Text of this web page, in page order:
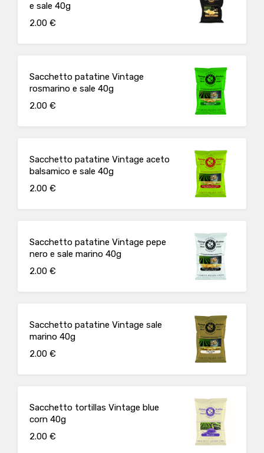
e sale 40g
2.00 €
Sacchetto patatine Vintage
rosmarino e sale 40g
2.00 €
Sacchetto patatine Vintage aceto
balsamico e sale 40g
2.00 €
Sacchetto patatine Vintage pepe
nero e sale marino 40g
2.00 €
Sacchetto patatine Vintage sale
marino 40g
2.00 €
Sacchetto tortillas Vintage blue
corn 40g
2.00 €